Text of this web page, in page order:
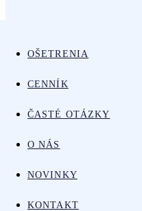
OŠETRENIA
CENNÍK
ČASTÉ OTÁZKY
O NÁS
NOVINKY
KONTAKT